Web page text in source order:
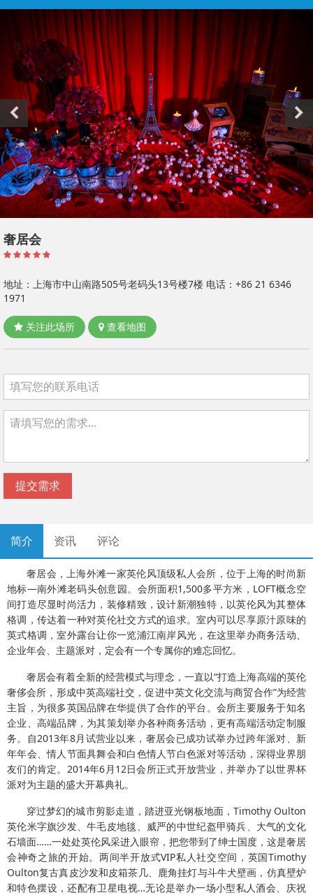
场所
奢居会
地址：上海市中山南路505号老码头13号楼7楼 电话：+86 21 6346
1971
关注此场所 查看地图
提交需求
简介 资讯 评论
奢居会，上海外滩一家英伦风顶级私人会所，位于上海的时尚新
地标—南外滩老码头创意园。会所面积1,500多平方米，LOFT概念空
间打造尽显时尚活力，装修精致，设计新潮独特，以英伦风为其整体
格调，传达着一种对英伦社交方式的追求。室内可以尽享原汁原味的
英式格调，室外露台让你一览浦江南岸风光，在这里举办商务活动、
企业年会、主题派对，定会有一个专属你的难忘回忆。
奢居会有着全新的经营模式与理念，一直以“打造上海高端的英伦
奢侈会所，形成中英高端社交，促进中英文化交流与商贸合作”为经营
主旨，为很多英国品牌在华提供了合作的平台。会所主要服务于知名
企业、高端品牌，为其策划举办各种商务活动，更有高端活动定制服
务。自2013年8月试营业以来，奢居会已成功试举办过跨年派对、新
年年会、情人节面具舞会和白色情人节白色派对等活动，深得业界朋
友们的肯定。2014年6月12日会所正式开放营业，并举办了以世界杯
派对为主题的盛大开幕典礼。
穿过梦幻的城市剪影走道，踏进亚光钢板地面，Timothy Oulton
英伦米字旗沙发、牛毛皮地毯、威严的中世纪盔甲骑兵、大气的文化
石墙面……一处处英伦风采进入眼帘，把您带到了绅士国度，这是奢居
会神奇之旅的开始。两间半开放式VIP私人社交空间，英国Timothy
Oulton复古真皮沙发和皮箱茶几、鹿角挂灯与斗牛犬壁画，仿真壁炉
和特色摆设，还配有卫星电视…无论是举办一场小型私人酒会、庆祝